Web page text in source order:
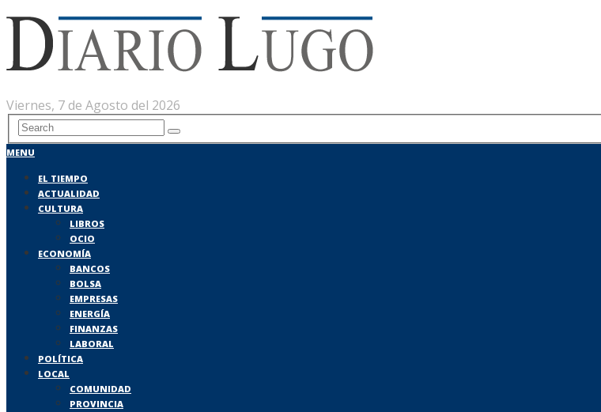
Viernes, 7 de Agosto del 2026
MENU
EL TIEMPO
ACTUALIDAD
CULTURA
LIBROS
OCIO
ECONOMÍA
BANCOS
BOLSA
EMPRESAS
ENERGÍA
FINANZAS
LABORAL
POLÍTICA
LOCAL
COMUNIDAD
PROVINCIA